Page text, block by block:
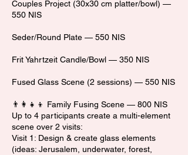
Couples Project (30x30 cm platter/bowl) —
550 NIS
Seder/Round Plate — 550 NIS
Frit Yahrtzeit Candle/Bowl — 350 NIS
Fused Glass Scene (2 sessions) — 550 NIS
👨‍👩‍👧‍👦 Family Fusing Scene — 800 NIS
Up to 4 participants create a multi-element
scene over 2 visits:
Visit 1: Design & create glass elements
(ideas: Jerusalem, underwater, forest,